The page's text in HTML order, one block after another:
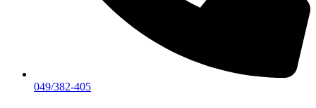
049/382-405